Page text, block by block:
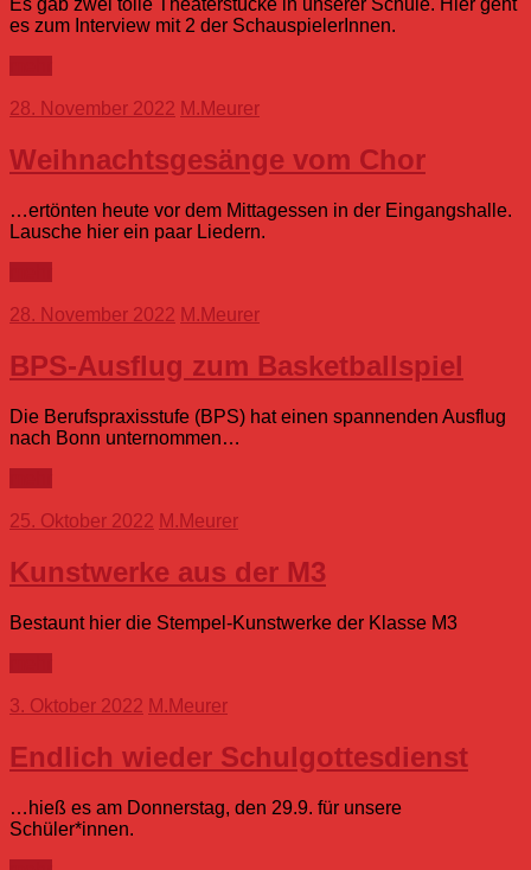
Es gab zwei tolle Theaterstücke in unserer Schule. Hier geht
es zum Interview mit 2 der SchauspielerInnen.
28. November 2022 M.Meurer
Weihnachtsgesänge vom Chor
…ertönten heute vor dem Mittagessen in der Eingangshalle.
Lausche hier ein paar Liedern.
28. November 2022 M.Meurer
BPS-Ausflug zum Basketballspiel
Die Berufspraxisstufe (BPS) hat einen spannenden Ausflug
nach Bonn unternommen…
25. Oktober 2022 M.Meurer
Kunstwerke aus der M3
Bestaunt hier die Stempel-Kunstwerke der Klasse M3
3. Oktober 2022 M.Meurer
Endlich wieder Schulgottesdienst
…hieß es am Donnerstag, den 29.9. für unsere
Schüler*innen.